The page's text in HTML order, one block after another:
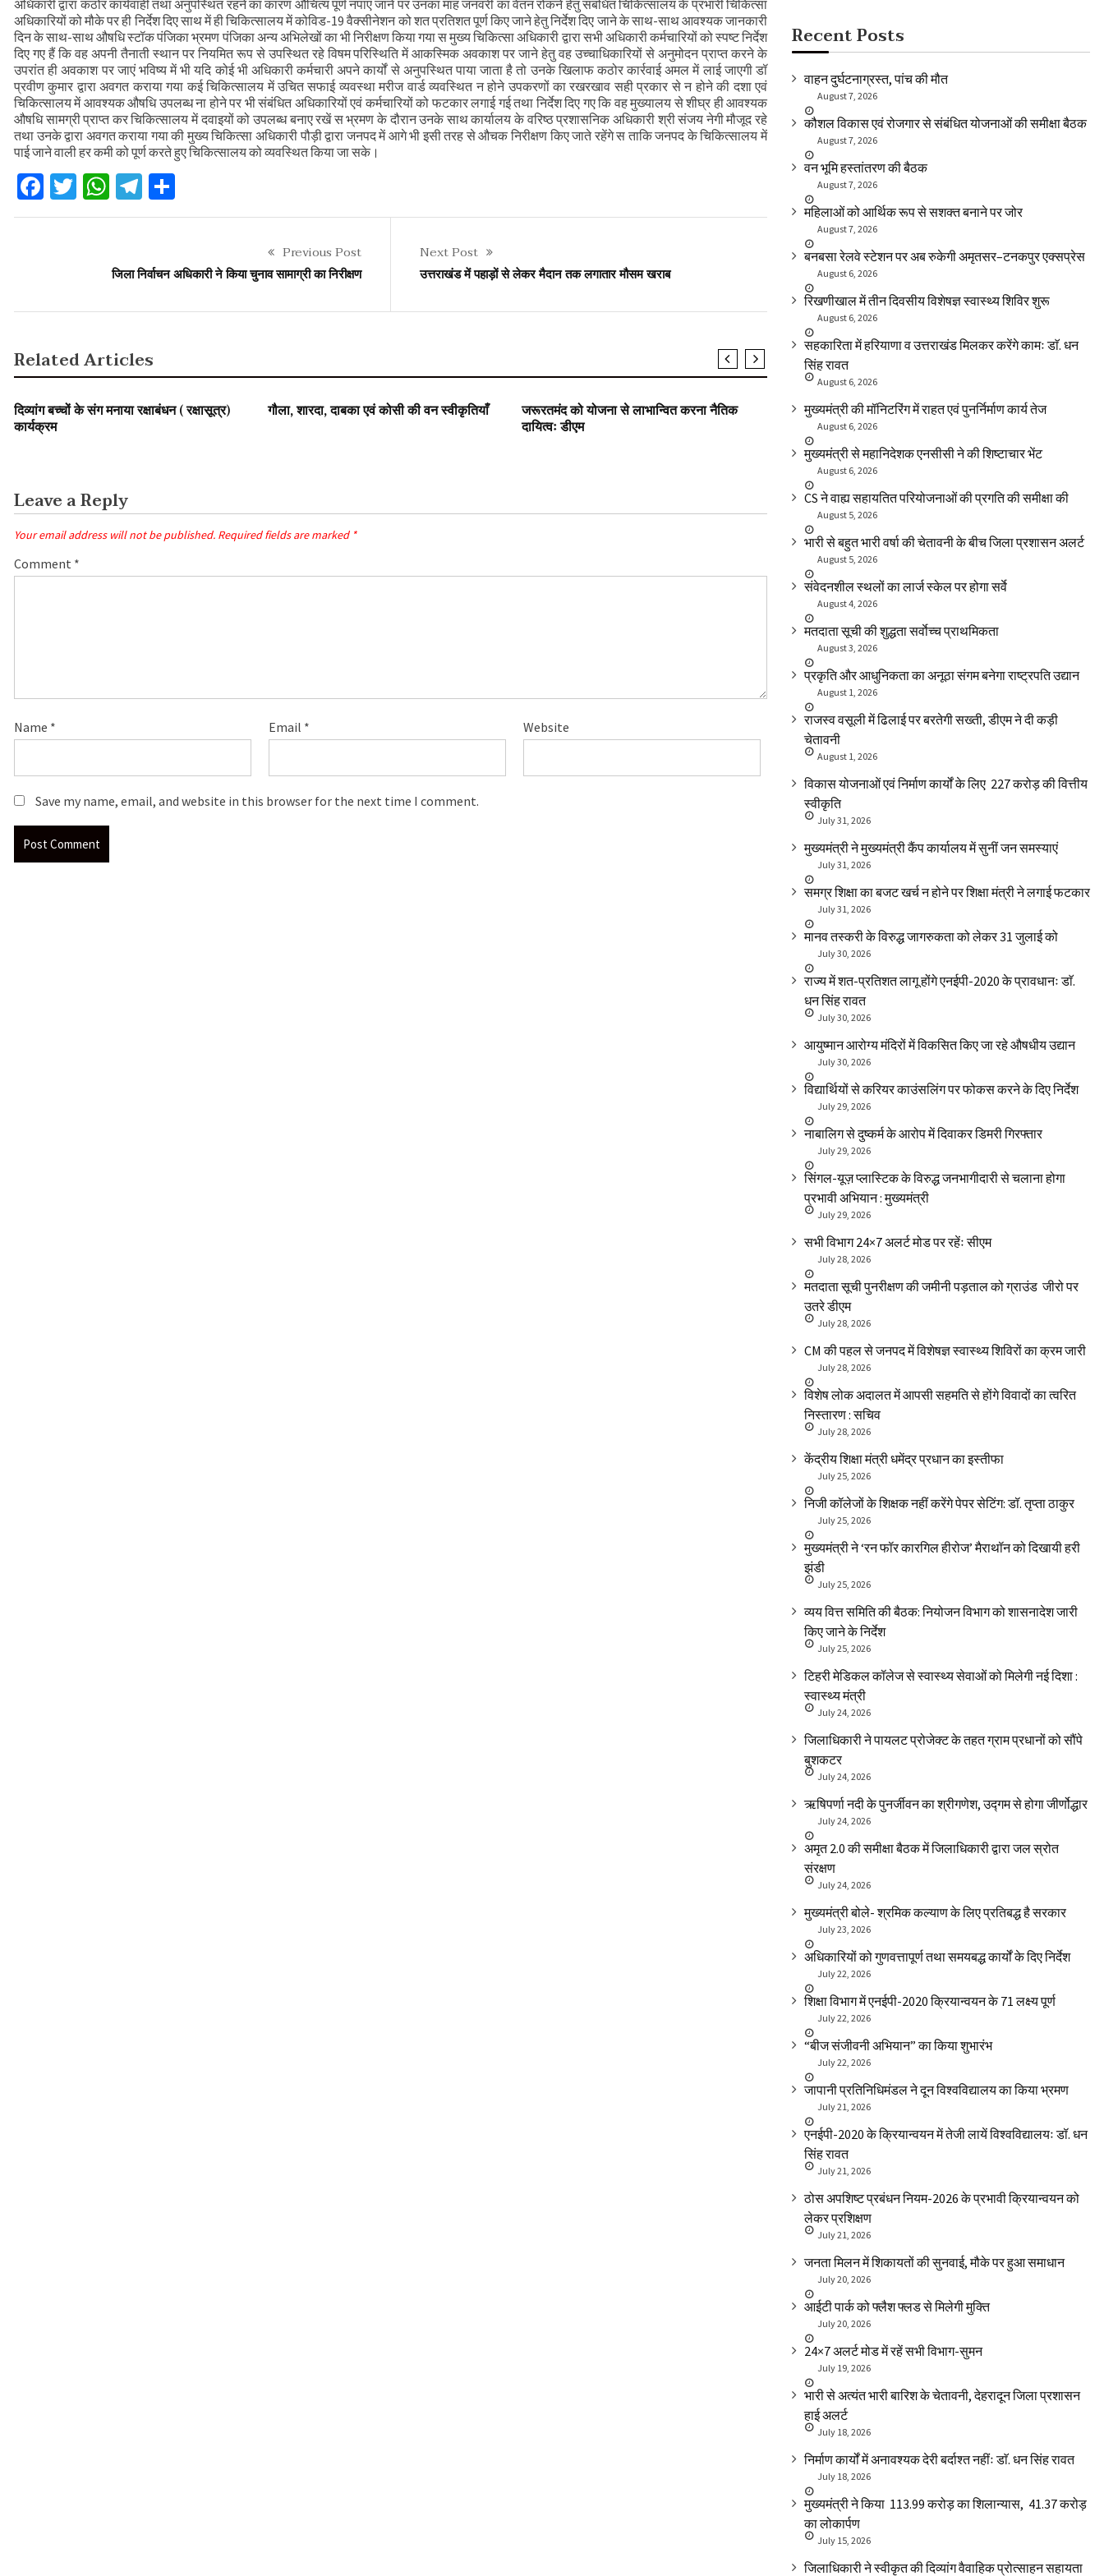
कौशल विकास एवं रोजगार से संबंधित योजनाओं की समीक्षा बैठक
वन भूमि हस्तांतरण की बैठक
अधिकारी द्वारा कठोर कार्यवाही तथा अनुपस्थित रहने का कारण औचित्य पूर्ण नपाए जाने पर उनका माह जनवरी का वेतन रोकने हेतु संबंधित चिकित्सालय के प्रभारी चिकित्सा
अधिकारियों को मौके पर ही निर्देश दिए साथ में ही चिकित्सालय में कोविड-19 वैक्सीनेशन को शत प्रतिशत पूर्ण किए जाने हेतु निर्देश दिए जाने के साथ-साथ आवश्यक जानकारी
दिन के साथ-साथ औषधि स्टॉक पंजिका भ्रमण पंजिका अन्य अभिलेखों का भी निरीक्षण किया गया स मुख्य चिकित्सा अधिकारी द्वारा सभी अधिकारी कर्मचारियों को स्पष्ट निर्देश
दिए गए हैं कि वह अपनी तैनाती स्थान पर नियमित रूप से उपस्थित रहे विषम परिस्थिति में आकस्मिक अवकाश पर जाने हेतु वह उच्चाधिकारियों से अनुमोदन प्राप्त करने के
उपरांत ही अवकाश पर जाएं भविष्य में भी यदि कोई भी अधिकारी कर्मचारी अपने कार्यों से अनुपस्थित पाया जाता है तो उनके खिलाफ कठोर कार्रवाई अमल में लाई जाएगी डॉ
प्रवीण कुमार द्वारा अवगत कराया गया कई चिकित्सालय में उचित सफाई व्यवस्था मरीज वार्ड व्यवस्थित न होने उपकरणों का रखरखाव सही प्रकार से न होने की दशा एवं
चिकित्सालय में आवश्यक औषधि उपलब्ध ना होने पर भी संबंधित अधिकारियों एवं कर्मचारियों को फटकार लगाई गई तथा निर्देश दिए गए कि वह मुख्यालय से शीघ्र ही आवश्यक
औषधि सामग्री प्राप्त कर चिकित्सालय में दवाइयों को उपलब्ध बनाए रखें स भ्रमण के दौरान उनके साथ कार्यालय के वरिष्ठ प्रशासनिक अधिकारी श्री संजय नेगी मौजूद रहे
तथा उनके द्वारा अवगत कराया गया की मुख्य चिकित्सा अधिकारी पौड़ी द्वारा जनपद में आगे भी इसी तरह से औचक निरीक्षण किए जाते रहेंगे स ताकि जनपद के चिकित्सालय में
पाई जाने वाली हर कमी को पूर्ण करते हुए चिकित्सालय को व्यवस्थित किया जा सके।
Facebook
Twitter
WhatsApp
Telegram
Previous Post
जिला निर्वाचन अधिकारी ने किया चुनाव सामाग्री का निरीक्षण
Next Post
उत्तराखंड में पहाड़ों से लेकर मैदान तक लगातार मौसम खराब
Related Articles
दिव्यांग बच्चों के संग मनाया रक्षाबंधन ( रक्षासूत्र)
कार्यक्रम
गौला, शारदा, दाबका एवं कोसी की वन स्वीकृतियाँ जरूरतमंद को योजना से लाभान्वित करना नैतिक
दायित्वः डीएम
SLIDER
आपदाओं की क्षति कम करने के उपायों पर गहन मंथन राज्य सरकार/
Leave a Reply
Your email address will not be published. Required fields are marked *
Comment *
Name * Email * Website
Save my name, email, and website in this browser for the next time I comment.
Recent Posts
वाहन दुर्घटनाग्रस्त, पांच की मौत
August 7, 2026
कौशल विकास एवं रोजगार से संबंधित योजनाओं की समीक्षा बैठक
August 7, 2026
वन भूमि हस्तांतरण की बैठक
August 7, 2026
महिलाओं को आर्थिक रूप से सशक्त बनाने पर जोर
August 7, 2026
बनबसा रेलवे स्टेशन पर अब रुकेगी अमृतसर–टनकपुर एक्सप्रेस
August 6, 2026
रिखणीखाल में तीन दिवसीय विशेषज्ञ स्वास्थ्य शिविर शुरू
August 6, 2026
सहकारिता में हरियाणा व उत्तराखंड मिलकर करेंगे कामः डाॅ. धन
सिंह रावत
August 6, 2026
मुख्यमंत्री की मॉनिटरिंग में राहत एवं पुनर्निर्माण कार्य तेज
August 6, 2026
मुख्यमंत्री से महानिदेशक एनसीसी ने की शिष्टाचार भेंट
August 6, 2026
CS ने वाह्य सहायतित परियोजनाओं की प्रगति की समीक्षा की
August 5, 2026
भारी से बहुत भारी वर्षा की चेतावनी के बीच जिला प्रशासन अलर्ट
August 5, 2026
संवेदनशील स्थलों का लार्ज स्केल पर होगा सर्वे
August 4, 2026
मतदाता सूची की शुद्धता सर्वाेच्च प्राथमिकता
August 3, 2026
प्रकृति और आधुनिकता का अनूठा संगम बनेगा राष्ट्रपति उद्यान
August 1, 2026
राजस्व वसूली में ढिलाई पर बरतेगी सख्ती, डीएम ने दी कड़ी
चेतावनी
August 1, 2026
विकास योजनाओं एवं निर्माण कार्यों के लिए ₹ 227 करोड़ की वित्तीय
स्वीकृति
July 31, 2026
मुख्यमंत्री ने मुख्यमंत्री कैंप कार्यालय में सुनीं जन समस्याएं
July 31, 2026
समग्र शिक्षा का बजट खर्च न होने पर शिक्षा मंत्री ने लगाई फटकार
July 31, 2026
मानव तस्करी के विरुद्ध जागरुकता को लेकर 31 जुलाई को
July 30, 2026
राज्य में शत-प्रतिशत लागू होंगे एनईपी-2020 के प्रावधानः डाॅ.
धन सिंह रावत
July 30, 2026
आयुष्मान आरोग्य मंदिरों में विकसित किए जा रहे औषधीय उद्यान
July 30, 2026
विद्यार्थियों से करियर काउंसलिंग पर फोकस करने के दिए निर्देश
July 29, 2026
नाबालिग से दुष्कर्म के आरोप में दिवाकर डिमरी गिरफ्तार
July 29, 2026
सिंगल-यूज़ प्लास्टिक के विरुद्ध जनभागीदारी से चलाना होगा
प्रभावी अभियान : मुख्यमंत्री
July 29, 2026
सभी विभाग 24×7 अलर्ट मोड पर रहेंः सीएम
July 28, 2026
मतदाता सूची पुनरीक्षण की जमीनी पड़ताल को ग्राउंड जीरो पर
उतरे डीएम
July 28, 2026
CM की पहल से जनपद में विशेषज्ञ स्वास्थ्य शिविरों का क्रम जारी
July 28, 2026
विशेष लोक अदालत में आपसी सहमति से होंगे विवादों का त्वरित
निस्तारण : सचिव
July 28, 2026
केंद्रीय शिक्षा मंत्री धमेंद्र प्रधान का इस्तीफा
July 25, 2026
निजी कॉलेजों के शिक्षक नहीं करेंगे पेपर सेटिंग: डॉ. तृप्ता ठाकुर
July 25, 2026
मुख्यमंत्री ने ‘रन फॉर कारगिल हीरोज’ मैराथॉन को दिखायी हरी
झंडी
July 25, 2026
व्यय वित्त समिति की बैठक: नियोजन विभाग को शासनादेश जारी
किए जाने के निर्देश
July 25, 2026
टिहरी मेडिकल कॉलेज से स्वास्थ्य सेवाओं को मिलेगी नई दिशा :
स्वास्थ्य मंत्री
July 24, 2026
जिलाधिकारी ने पायलट प्रोजेक्ट के तहत ग्राम प्रधानों को सौंपे
बुशकटर
July 24, 2026
ऋषिपर्णा नदी के पुनर्जीवन का श्रीगणेश, उद्गम से होगा जीर्णोद्धार
July 24, 2026
अमृत 2.0 की समीक्षा बैठक में जिलाधिकारी द्वारा जल स्रोत
संरक्षण
July 24, 2026
मुख्यमंत्री बोले- श्रमिक कल्याण के लिए प्रतिबद्ध है सरकार
July 23, 2026
अधिकारियों को गुणवत्तापूर्ण तथा समयबद्ध कार्यों के दिए निर्देश
July 22, 2026
शिक्षा विभाग में एनईपी-2020 क्रियान्वयन के 71 लक्ष्य पूर्ण
July 22, 2026
“बीज संजीवनी अभियान” का किया शुभारंभ
July 22, 2026
जापानी प्रतिनिधिमंडल ने दून विश्वविद्यालय का किया भ्रमण
July 21, 2026
एनईपी-2020 के क्रियान्वयन में तेजी लायें विश्वविद्यालयः डॉ. धन
सिंह रावत
July 21, 2026
ठोस अपशिष्ट प्रबंधन नियम-2026 के प्रभावी क्रियान्वयन को
लेकर प्रशिक्षण
July 21, 2026
जनता मिलन में शिकायतों की सुनवाई, मौके पर हुआ समाधान
July 20, 2026
आईटी पार्क को फ्लैश फ्लड से मिलेगी मुक्ति
July 20, 2026
24×7 अलर्ट मोड में रहें सभी विभाग-सुमन
July 19, 2026
भारी से अत्यंत भारी बारिश के चेतावनी, देहरादून जिला प्रशासन
हाई अलर्ट
July 18, 2026
निर्माण कार्यों में अनावश्यक देरी बर्दाश्त नहींः डाॅ. धन सिंह रावत
July 18, 2026
मुख्यमंत्री ने किया ₹ 113.99 करोड़ का शिलान्यास, ₹ 41.37 करोड़
का लोकार्पण
July 15, 2026
जिलाधिकारी ने स्वीकृत की दिव्यांग वैवाहिक प्रोत्साहन सहायता